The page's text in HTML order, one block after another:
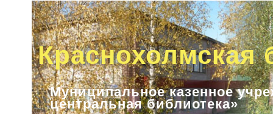
Краснохолмская
Муниципальное казенное
центральная библиотека»